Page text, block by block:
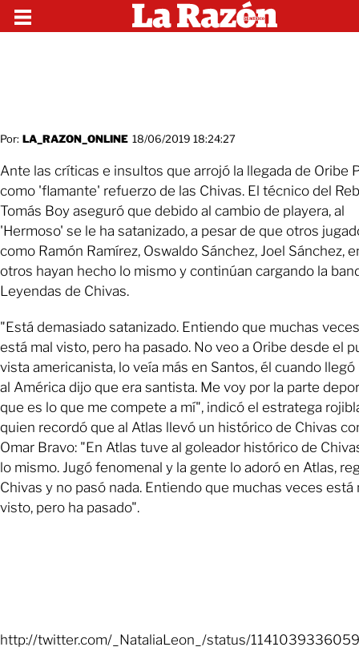
Por: LA_RAZON_ONLINE 18/06/2019 18:24:27
Ante las críticas e insultos que arrojó la llegada de Oribe
como 'flamante' refuerzo de las Chivas. El técnico del
Tomás Boy aseguró que debido al cambio de playera, al
'Hermoso' se le ha satanizado, a pesar de que otros
como Ramón Ramírez, Oswaldo Sánchez, Joel Sánchez,
otros hayan hecho lo mismo y continúan cargando la
Leyendas de Chivas.
"Está demasiado satanizado. Entiendo que muchas
está mal visto, pero ha pasado. No veo a Oribe desde el
vista americanista, lo veía más en Santos, él cuando llegó
al América dijo que era santista. Me voy por la parte
que es lo que me compete a mí", indicó el estratega
quien recordó que al Atlas llevó un histórico de Chivas
Omar Bravo: "En Atlas tuve al goleador histórico de
lo mismo. Jugó fenomenal y la gente lo adoró en Atlas,
Chivas y no pasó nada. Entiendo que muchas veces está
visto, pero ha pasado".
http://twitter.com/_NataliaLeon_/status/